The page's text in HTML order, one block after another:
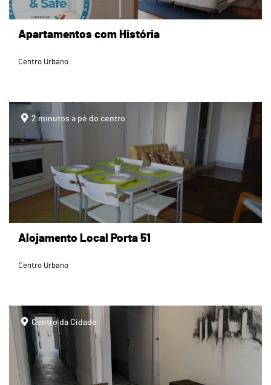
Apartamentos com História
Centro Urbano
page
2 minutos a pé do centro
Alojamento Local Porta 51
Centro Urbano
page
Centro da Cidade